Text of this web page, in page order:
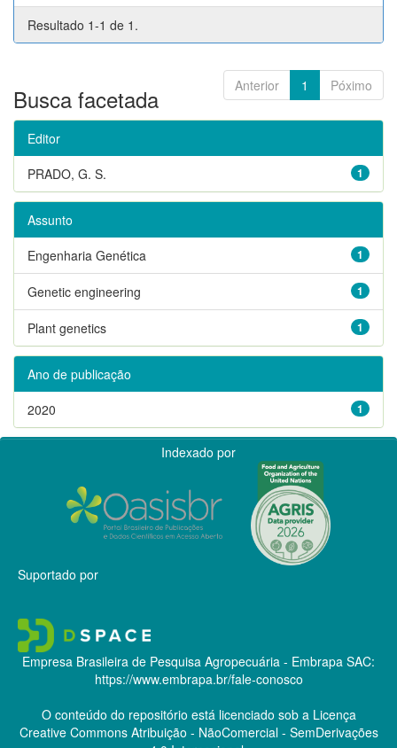
Resultado 1-1 de 1.
Anterior 1 Póximo
Busca facetada
Editor
1
PRADO, G. S.
Assunto
1
Engenharia Genética
1
Genetic engineering
1
Plant genetics
Ano de publicação
1
2020
Indexado por
Suportado por
Empresa Brasileira de Pesquisa Agropecuária - Embrapa SAC:
https://www.embrapa.br/fale-conosco
O conteúdo do repositório está licenciado sob a Licença
Creative CommonsAtribuição - NãoComercial - SemDerivações